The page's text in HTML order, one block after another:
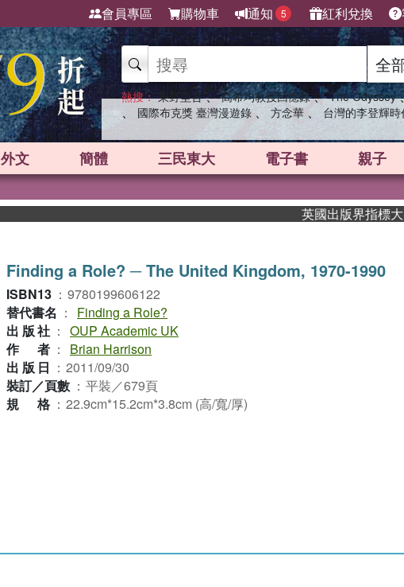
會員專區 購物車 通知 5 紅利兌換
熱搜： 東野圭吾 、 高希均教授回憶錄 、 The Odyssey
、 國際布克獎 臺灣漫遊錄 、 方念華 、 台灣的李登輝時
外文 簡體 三民東大 電子書 親子
英國出版界指標大獎
Finding a Role? ─ The United Kingdom, 1970-1990
ISBN13 ： 9780199606122
替代書名 ：
Finding a Role?
出版社 ： OUP Academic UK
作者 ：
Brian Harrison
出版日 ： 2011/09/30
裝訂／頁數 ： 平裝／679頁
規格 ： 22.9cm*15.2cm*3.8cm (高/寬/厚)